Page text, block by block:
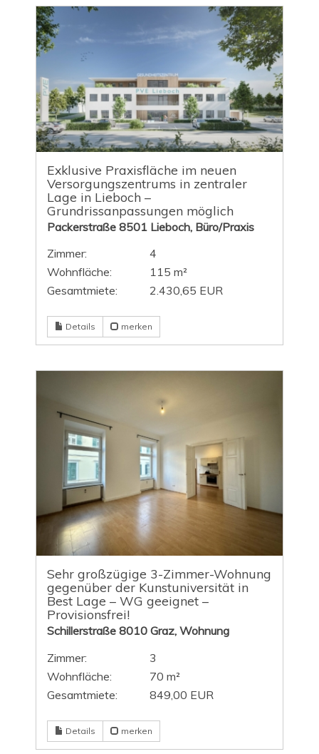
Exklusive Praxisfläche im neuen
Versorgungszentrums in zentraler
Lage in Lieboch –
Grundrissanpassungen möglich
Packerstraße 8501 Lieboch, Büro/Praxis
Zimmer:
4
Wohnfläche:
115 m²
Gesamtmiete:
2.430,65 EUR
Details merken
Sehr großzügige 3-Zimmer-Wohnung
gegenüber der Kunstuniversität in
Best Lage – WG geeignet –
Provisionsfrei!
Schillerstraße 8010 Graz, Wohnung
Zimmer:
3
Wohnfläche:
70 m²
Gesamtmiete:
849,00 EUR
Details merken